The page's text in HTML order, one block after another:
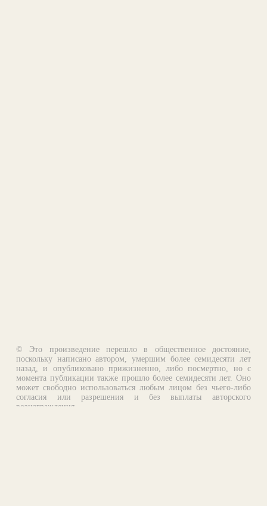
© Это произведение перешло в общественное достояние,
поскольку написано автором, умершим более семидесяти лет
назад, и опубликовано прижизненно, либо посмертно, но с
момента публикации также прошло более семидесяти лет. Оно
может свободно использоваться любым лицом без чьего-либо
согласия или разрешения и без выплаты авторского
вознаграждения.